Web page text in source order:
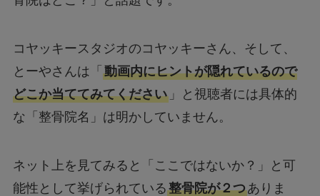
コヤッキースタジオのコヤッキーさん、そして、
とーやさんは「 動画内にヒントが隠れているので
どこか当ててみてください」と視聴者には具体的
な「整骨院名」は明かしていません。
ネット上を見てみると「ここではないか？」と可
能性として挙げられている整骨院が２つありま